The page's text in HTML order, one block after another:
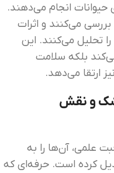
انجام می‌دهند.
بررسی می‌کنند و اثرات
تحلیل می‌کنند. این
بلکه سلامت
ارتقا می‌دهد.
و نقش
علمی، آن‌ها را به
کرده است. حرفه‌ای که